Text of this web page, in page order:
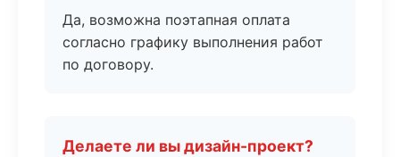
Да, возможна поэтапная оплата
согласно графику выполнения работ
по договору.
Делаете ли вы дизайн-проект?